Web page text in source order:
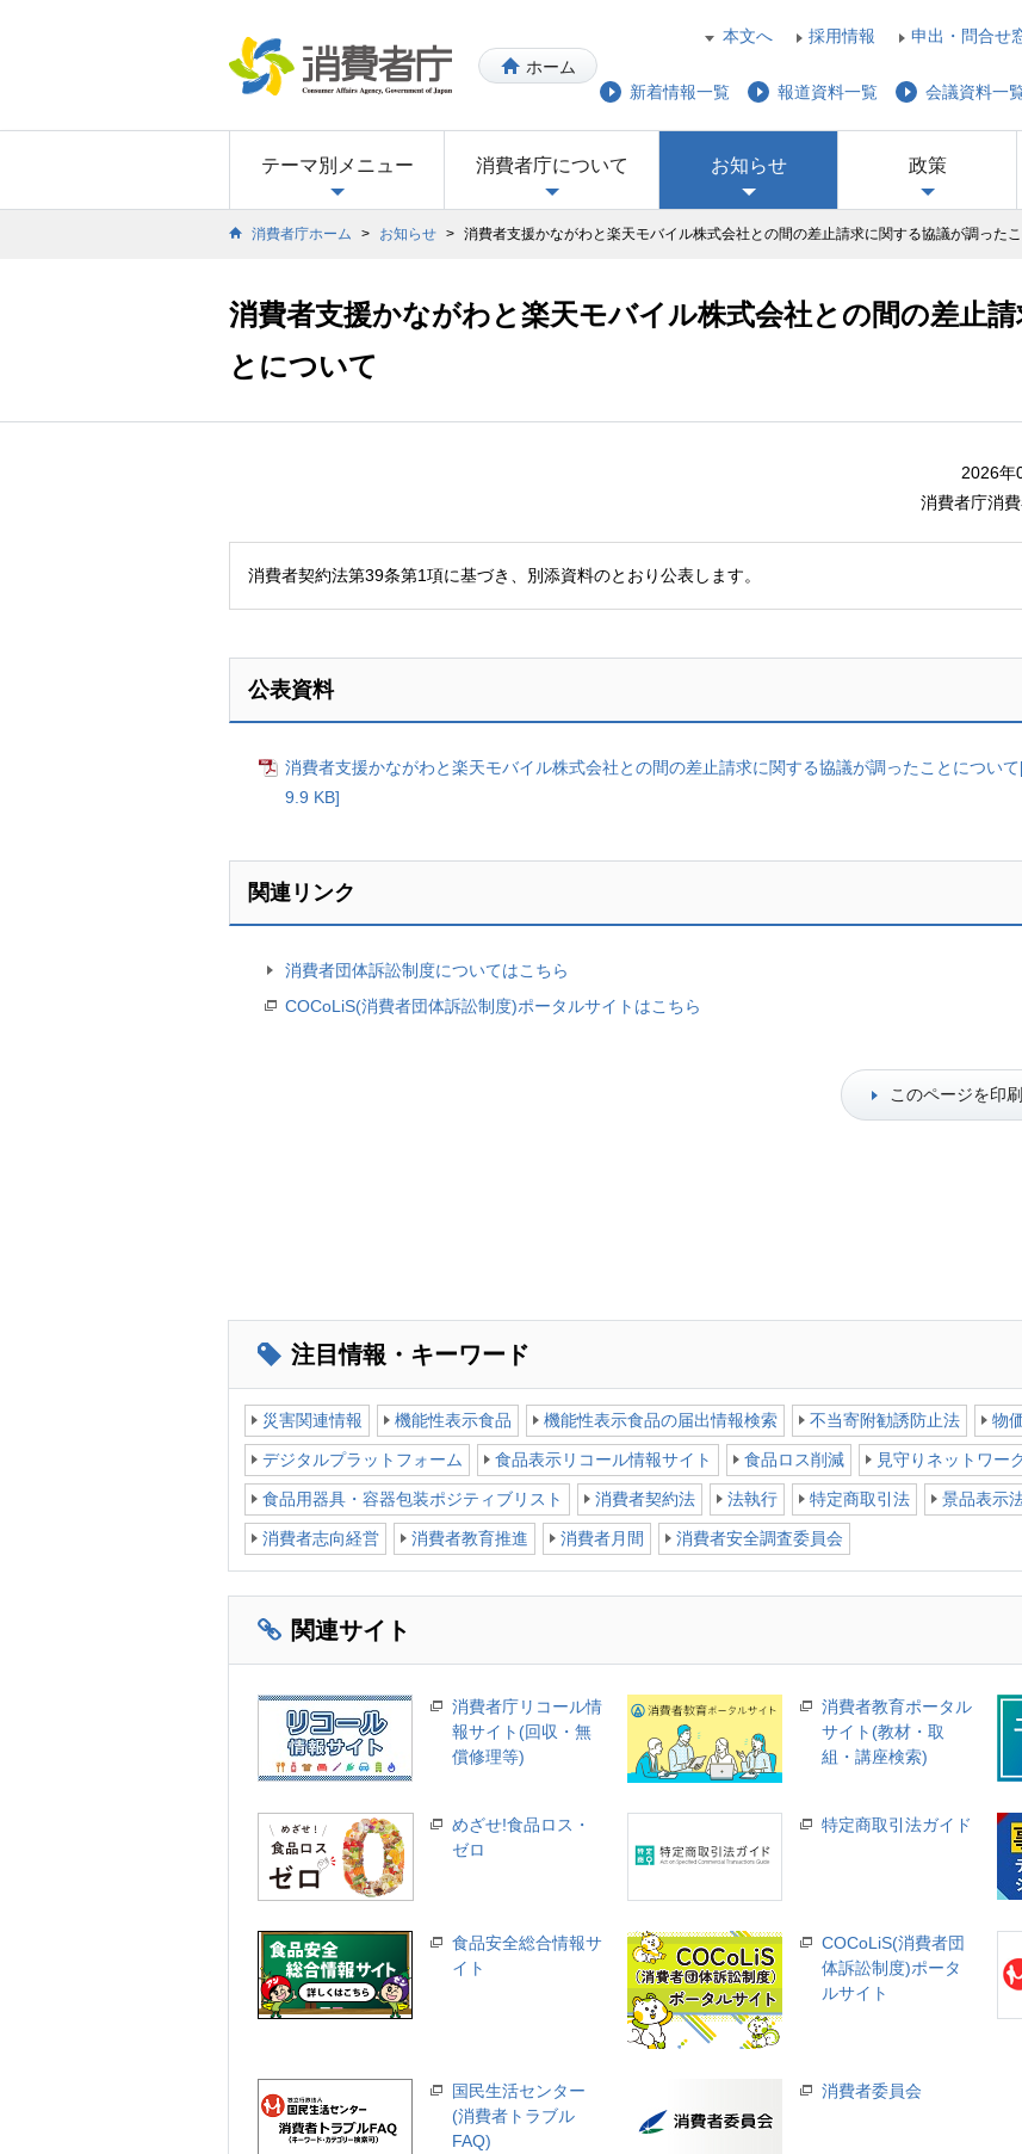
ホーム
本文へ 採用情報 申出・問合せ
新着情報一覧 報道資料一覧 会議資料一
テーマ別メニュー 消費者庁について お知らせ 政策
消費者庁ホーム > お知らせ > 消費者支援かながわと楽天モバイル株式会社との間の差止請求に関する協議が調った
消費者支援かながわと楽天モバイル株式会社との間の差止
とについて
2026年
消費者庁消
消費者契約法第39条第1項に基づき、別添資料のとおり公表します。
公表資料
消費者支援かながわと楽天モバイル株式会社との間の差止請求に関する協議が調ったことについ
9.9 KB]
関連リンク
消費者団体訴訟制度についてはこちら
COCoLiS(消費者団体訴訟制度)ポータルサイトはこちら
このページを印
注目情報・キーワード
災害関連情報 機能性表示食品 機能性表示食品の届出情報検索 不当寄附勧誘防止法 物
デジタルプラットフォーム 食品表示リコール情報サイト 食品ロス削減 見守りネットワー
食品用器具・容器包装ポジティブリスト 消費者契約法 法執行 特定商取引法 景品表示
消費者志向経営 消費者教育推進 消費者月間 消費者安全調査委員会
関連サイト
消費者庁リコール情
報サイト(回収・無
償修理等)
消費者教育ポータル
サイト(教材・取
組・講座検索)
めざせ!食品ロス・
ゼロ
特定商取引法ガイド
食品安全総合情報サ
イト
COCoLiS(消費者団
体訴訟制度)ポータ
ルサイト
国民生活センター
(消費者トラブル
FAQ)
消費者委員会